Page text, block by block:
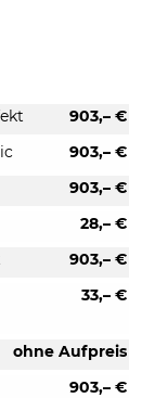
903,– €
903,– €
903,– €
28,– €
903,– €
33,– €
ohne Aufpreis
903,– €